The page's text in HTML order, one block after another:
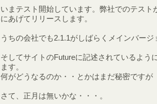
いまテスト開始しています。弊社でのテスト
にあげてリリースします。
うちの会社でも2.1.1がしばらくメインバー
そしてサイトのFutureに記述されているよう
ます。
何がどうなるのか・・とかはまだ秘密ですが
さて、正月は無いかな・・・。